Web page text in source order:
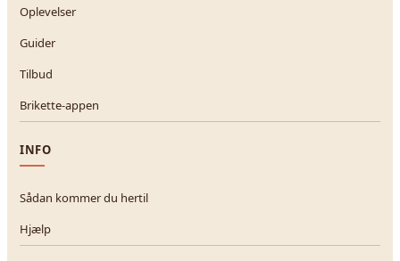
Oplevelser
Guider
Tilbud
Brikette-appen
INFO
Sådan kommer du hertil
Hjælp